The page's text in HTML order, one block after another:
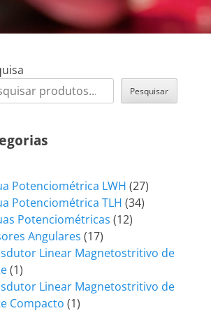
Pesquisar
Potenciométrica LWH 2727
Potenciométrica TLH 3434
Potenciométricas 1212
Angulares 1717
produtos
Linear Magnetostritivo de
11
produto
Linear Magnetostritivo de
Compacto 11